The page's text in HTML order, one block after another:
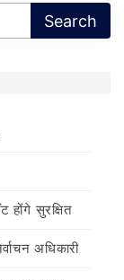
सुरक्षित
अधिकारी